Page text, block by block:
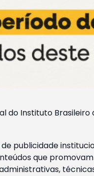
do Instituto
publicidade
que